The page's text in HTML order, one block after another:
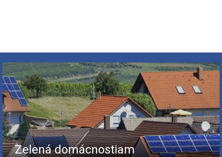
Zelená domácnostiam